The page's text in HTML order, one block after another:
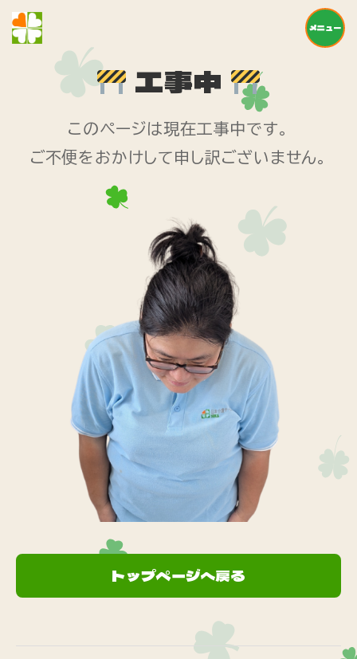
メニュー
工事中
このページは現在工事中です。
ご不便をおかけして申し訳ございません。
トップページへ戻る